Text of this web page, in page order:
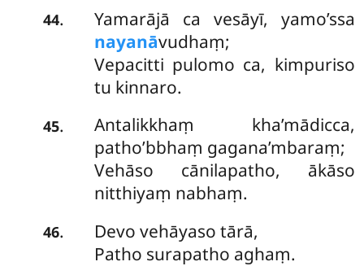
44.
Yamarājā ca vesāyī, yamo’ssa
nayanāvudhaṃ;
Vepacitti pulomo ca, kimpuriso
tu kinnaro.
45.
Antalikkhaṃ kha’mādicca,
patho’bbhaṃ gagana’mbaraṃ;
Vehāso cānilapatho, ākāso
nitthiyaṃ nabhaṃ.
46. Devo vehāyaso tārā,
Patho surapatho aghaṃ.